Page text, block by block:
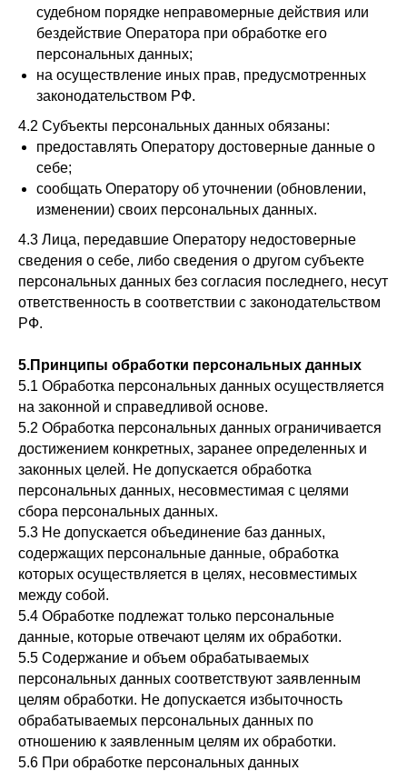
судебном порядке неправомерные действия или
бездействие Оператора при обработке его
персональных данных;
на осуществление иных прав, предусмотренных
законодательством РФ.
4.2 Субъекты персональных данных обязаны:
предоставлять Оператору достоверные данные о
себе;
сообщать Оператору об уточнении (обновлении,
изменении) своих персональных данных.
4.3 Лица, передавшие Оператору недостоверные
сведения о себе, либо сведения о другом субъекте
персональных данных без согласия последнего, несут
ответственность в соответствии с законодательством
РФ.
5.Принципы обработки персональных данных
5.1 Обработка персональных данных осуществляется
на законной и справедливой основе.
5.2 Обработка персональных данных ограничивается
достижением конкретных, заранее определенных и
законных целей. Не допускается обработка
персональных данных, несовместимая с целями
сбора персональных данных.
5.3 Не допускается объединение баз данных,
содержащих персональные данные, обработка
которых осуществляется в целях, несовместимых
между собой.
5.4 Обработке подлежат только персональные
данные, которые отвечают целям их обработки.
5.5 Содержание и объем обрабатываемых
персональных данных соответствуют заявленным
целям обработки. Не допускается избыточность
обрабатываемых персональных данных по
отношению к заявленным целям их обработки.
5.6 При обработке персональных данных